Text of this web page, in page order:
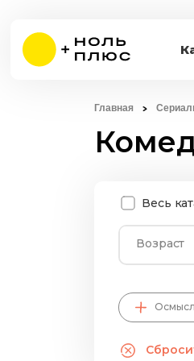
Главная
Весь
Возраст